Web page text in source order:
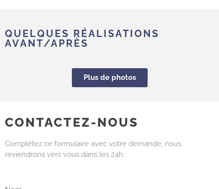
QUELQUES RÉALISATIONS
AVANT/APRÈS
Plus de photos
CONTACTEZ-NOUS
Complétez ce formulaire avec votre demande, nous
reviendrons vers vous dans les 24h.